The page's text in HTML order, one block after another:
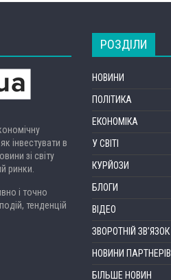
інвестувати в
зі світу
ринки.
і точно
тенденцій
РОЗДІЛИ
НОВИНИ
ПОЛІТИКА
ЕКОНОМІКА
У СВІТІ
КУРЙОЗИ
БЛОГИ
ВІДЕО
ЗВОРОТНІЙ ЗВ’ЯЗОК
НОВИНИ ПАРТНЕРІВ
БІЛЬШЕ НОВИН